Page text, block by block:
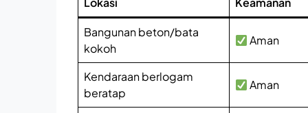
Bangunan beton/bata
kokoh
Aman
Kendaraan berlogam
beratap
Aman